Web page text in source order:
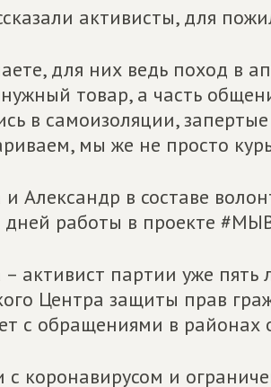
активисты, для
для них ведь поход в
товар, а часть
в самоизоляции,
мы же не просто
Александр в составе
дней работы в проекте
активист партии уже
Центра защиты прав
с обращениями в районах
с коронавирусом и